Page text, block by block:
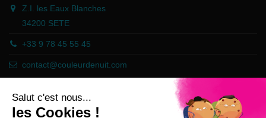
Z.I. les Eaux Blanches
34200 SETE
+33 9 78 45 55 45
contact@couleurdenuit.com
Händler zugelassen von Gesellschaft für Garantierte Bewertungen,
Klicken Sie hier